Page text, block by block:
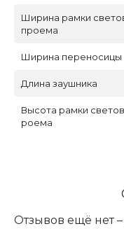
Ширина рамки
проема
Ширина переносицы
Длина заушника
Высота рамки
роема
Отзывов ещё нет